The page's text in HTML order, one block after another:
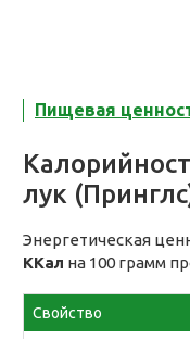
Пищевая
лук
Энергетическая
ККал на 100 грамм
Свойство